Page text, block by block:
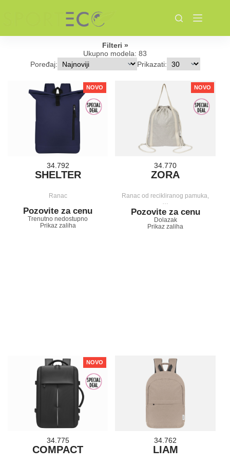
Filteri
Ukupno modela: 83
Poređaj:
Prikazati:
NOVO
34.792
SHELTER
Ranac
Pozovite za cenu
Trenutno nedostupno
Prikaz zaliha
NOVO
34.770
ZORA
Ranac od recikliranog pamuka,
Pozovite za cenu
Dolazak
Prikaz zaliha
NOVO
34.775
COMPACT
34.762
LIAM